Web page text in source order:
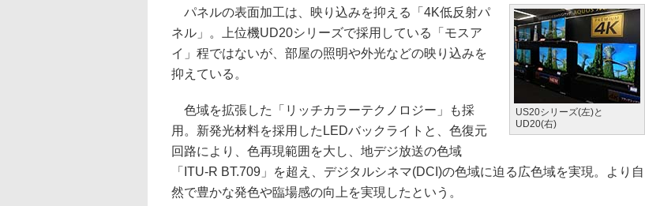
US20シリーズ(左)と
UD20(右)
パネルの表面加工は、映り込みを抑える「4K低反射パ
ネル」。上位機UD20シリーズで採用している「モスア
イ」程ではないが、部屋の照明や外光などの映り込みを
抑えている。
色域を拡張した「リッチカラーテクノロジー」も採
用。新発光材料を採用したLEDバックライトと、色復元
回路により、色再現範囲を大し、地デジ放送の色域
「ITU-R BT.709」を超え、デジタルシネマ(DCI)の色域に迫る広色域を実現。より自
然で豊かな発色や臨場感の向上を実現したという。